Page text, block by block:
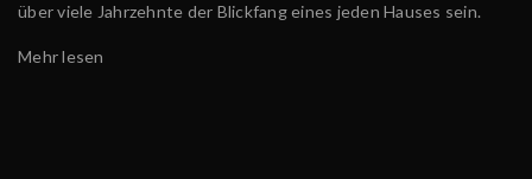
über viele Jahrzehnte der Blickfang eines jeden Hauses sein.
Mehr lesen